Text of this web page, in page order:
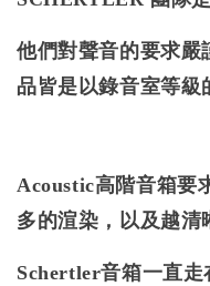
他們對聲音的要求嚴
品皆是以錄音室等級
Acoustic高階音箱要
多的渲染，以及越
Schertler音箱一直